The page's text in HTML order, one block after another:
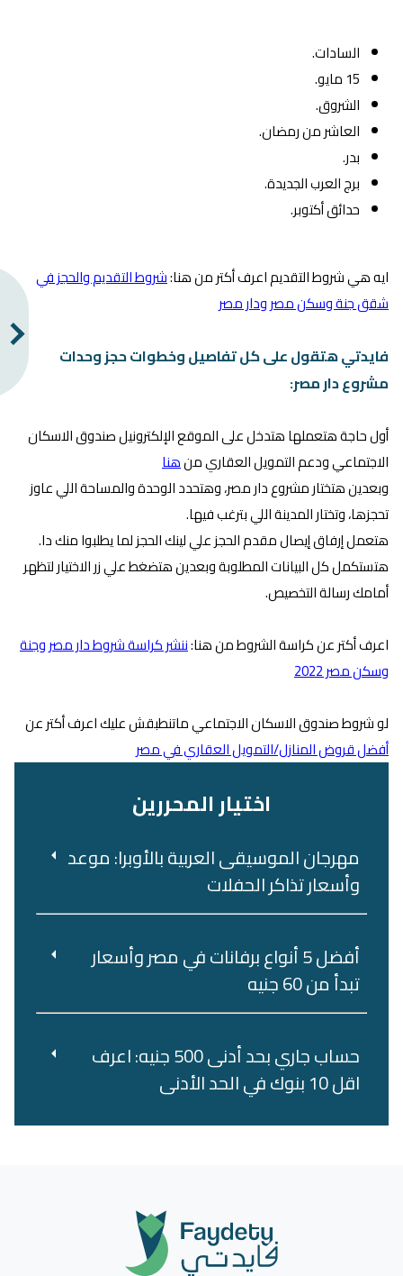
السادات.
15 مايو.
الشروق.
العاشر من رمضان.
بدر.
برج العرب الجديدة.
حدائق أكتوبر.
ايه هي شروط التقديم اعرف أكتر من هنا:شروط التقديم والحجز في
شقق جنة وسكن مصر ودار مصر
فايدتي هتقول على كل تفاصيل وخطوات حجز وحدات
مشروع دار مصر:
أول حاجة هتعملها هتدخل على الموقع الإلكترونيل صندوق الاسكان
الاجتماعي ودعم التمويل العقاري منهنا
وبعدين هتختار مشروع دار مصر، وهتحدد الوحدة والمساحة اللي عاوز
تحجزها، وتختار المدينة اللي بترغب فيها.
هتعمل إرفاق إيصال مقدم الحجز علي لينك الحجز لما يطلبوا منك دا.
هتستكمل كل البيانات المطلوبة وبعدين هتضغط علي زر الاختيار لتظهر
أمامك رسالة التخصيص.
اعرف أكتر عن كراسة الشروط من هنا:ننشر كراسة شروط دار مصر وجنة
وسكن مصر 2022
لو شروط صندوق الاسكان الاجتماعي ماتنطبقش عليك اعرف أكتر عن
أفضل قروض المنازل/التمويل العقاري في مصر
اختيار المحررين
مهرجان الموسيقى العربية بالأوبرا: موعد
وأسعار تذاكر الحفلات
أفضل 5 أنواع برفانات في مصر وأسعار
تبدأ من 60 جنيه
حساب جاري بحد أدنى 500 جنيه: اعرف
اقل 10 بنوك في الحد الأدنى